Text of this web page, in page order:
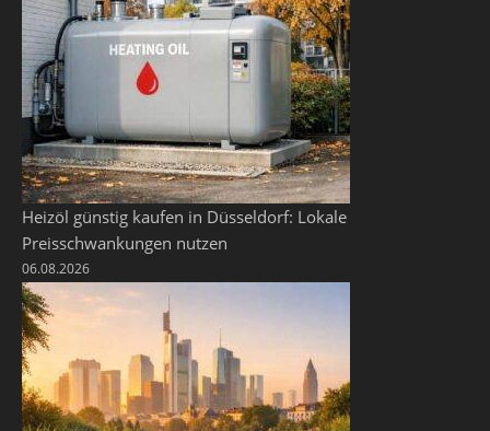
Heizöl günstig kaufen in Düsseldorf: Lokale
Preisschwankungen nutzen
06.08.2026